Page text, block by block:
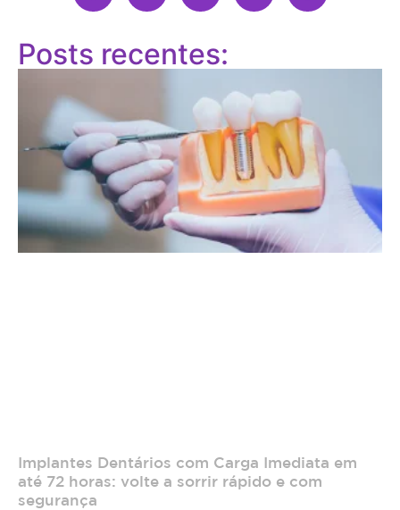
Posts recentes:
Implantes Dentários com Carga Imediata em
até 72 horas: volte a sorrir rápido e com
segurança